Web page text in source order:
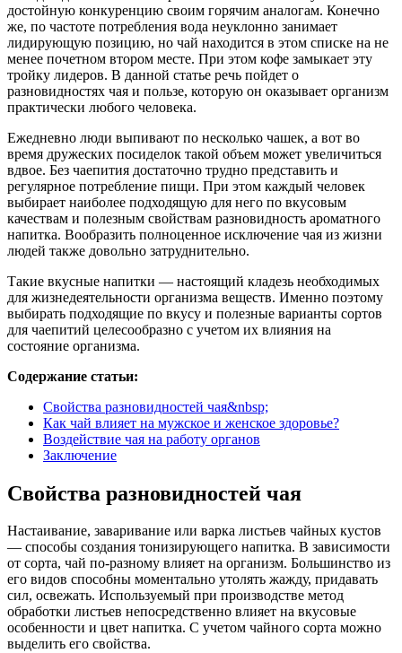
достойную конкуренцию своим горячим аналогам. Конечно
же, по частоте потребления вода неуклонно занимает
лидирующую позицию, но чай находится в этом списке на не
менее почетном втором месте. При этом кофе замыкает эту
тройку лидеров. В данной статье речь пойдет о
разновидностях чая и пользе, которую он оказывает организм
практически любого человека.
Ежедневно люди выпивают по несколько чашек, а вот во
время дружеских посиделок такой объем может увеличиться
вдвое. Без чаепития достаточно трудно представить и
регулярное потребление пищи. При этом каждый человек
выбирает наиболее подходящую для него по вкусовым
качествам и полезным свойствам разновидность ароматного
напитка. Вообразить полноценное исключение чая из жизни
людей также довольно затруднительно.
Такие вкусные напитки — настоящий кладезь необходимых
для жизнедеятельности организма веществ. Именно поэтому
выбирать подходящие по вкусу и полезные варианты сортов
для чаепитий целесообразно с учетом их влияния на
состояние организма.
Содержание статьи:
Свойства разновидностей чая&nbsp;
Как чай влияет на мужское и женское здоровье?
Воздействие чая на работу органов
Заключение
Свойства разновидностей чая
Настаивание, заваривание или варка листьев чайных кустов
— способы создания тонизирующего напитка. В зависимости
от сорта, чай по-разному влияет на организм. Большинство из
его видов способны моментально утолять жажду, придавать
сил, освежать. Используемый при производстве метод
обработки листьев непосредственно влияет на вкусовые
особенности и цвет напитка. С учетом чайного сорта можно
выделить его свойства.